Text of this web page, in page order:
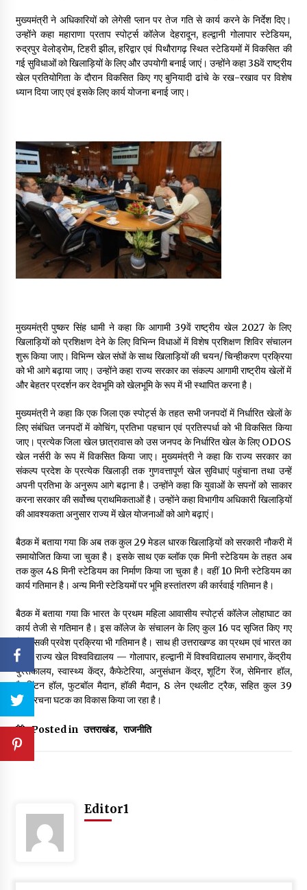
Thought Of The Day 9 May
May 9, 2022
मुख्यमंत्री ने अधिकारियों को लेगेसी प्लान पर तेज गति से कार्य करने के निर्देश दिए।
उन्होंने कहा महाराणा प्रताप स्पोर्ट्स कॉलेज देहरादून, हल्द्वानी गोलापार स्टेडियम,
रुद्रपुर वेलोड्रोम, टिहरी झील, हरिद्वार एवं पिथौरागढ़ स्थित स्टेडियमों में विकसित की
गई सुविधाओं को खिलाड़ियों के लिए और उपयोगी बनाई जाएं। उन्होंने कहा 38वें राष्ट्रीय
खेल प्रतियोगिता के दौरान विकसित किए गए बुनियादी ढांचे के रख-रखाव पर विशेष
ध्यान दिया जाए एवं इसके लिए कार्य योजना बनाई जाए।
मुख्यमंत्री पुष्कर सिंह धामी ने कहा कि आगामी 39वें राष्ट्रीय खेल 2027 के लिए
खिलाड़ियों को प्रशिक्षण देने के लिए विभिन्न विधाओं में विशेष प्रशिक्षण शिविर संचालन
शुरू किया जाए। विभिन्न खेल संघों के साथ खिलाड़ियों की चयन/ चिन्हीकरण प्रक्रिया
को भी आगे बढ़ाया जाए। उन्होंने कहा राज्य सरकार का संकल्प आगामी राष्ट्रीय खेलों में
और बेहतर प्रदर्शन कर देवभूमि को खेलभूमि के रूप में भी स्थापित करना है।
मुख्यमंत्री ने कहा कि एक जिला एक स्पोर्ट्स के तहत सभी जनपदों में निर्धारित खेलों के
लिए संबंधित जनपदों में कोचिंग, प्रतिभा पहचान एवं प्रतिस्पर्धा को भी विकसित किया
जाए। प्रत्येक जिला खेल छात्रावास को उस जनपद के निर्धारित खेल के लिए ODOS
खेल नर्सरी के रूप में विकसित किया जाए। मुख्यमंत्री ने कहा कि राज्य सरकार का
संकल्प प्रदेश के प्रत्येक खिलाड़ी तक गुणवत्तापूर्ण खेल सुविधाएं पहुंचाना तथा उन्हें
अपनी प्रतिभा के अनुरूप आगे बढ़ाना है। उन्होंने कहा कि युवाओं के सपनों को साकार
करना सरकार की सर्वोच्च प्राथमिकताओं है। उन्होंने कहा विभागीय अधिकारी खिलाड़ियों
की आवश्यकता अनुसार राज्य में खेल योजनाओं को आगे बढ़ाएं।
बैठक में बताया गया कि अब तक कुल 29 मेडल धारक खिलाड़ियों को सरकारी नौकरी में
समायोजित किया जा चुका है। इसके साथ एक ब्लॉक एक मिनी स्टेडियम के तहत अब
तक कुल 48 मिनी स्टेडियम का निर्माण किया जा चुका है। वहीं 10 मिनी स्टेडियम का
कार्य गतिमान है। अन्य मिनी स्टेडियमों पर भूमि हस्तांतरण की कार्रवाई गतिमान है।
बैठक में बताया गया कि भारत के प्रथम महिला आवासीय स्पोर्ट्स कॉलेज लोहाघाट का
कार्य तेजी से गतिमान है। इस कॉलेज के संचालन के लिए कुल 16 पद सृजित किए गए
हैं। इसकी प्रवेश प्रक्रिया भी गतिमान है। साथ ही उत्तराखण्ड का प्रथम एवं भारत का
दसवां राज्य खेल विश्वविद्यालय — गोलापार, हल्द्वानी में विश्वविद्यालय सभागार, केंद्रीय
पुस्तकालय, स्वास्थ्य केंद्र, कैफेटेरिया, अनुसंधान केंद्र, शूटिंग रेंज, सेमिनार हॉल,
बैडमिंटन हॉल, फुटबॉल मैदान, हॉकी मैदान, 8 लेन एथलीट ट्रैक, सहित कुल 39
अवसंरचना घटक का विकास किया जा रहा है।
Posted in उत्तराखंड, राजनीति
Editor1